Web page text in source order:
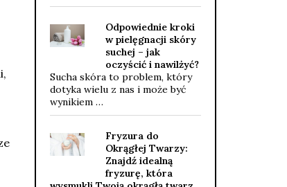
Odpowiednie kroki
w pielęgnacji skóry
suchej – jak
oczyścić i nawilżyć?
Sucha skóra to problem, który
dotyka wielu z nas i może być
wynikiem …
Fryzura do
Okrągłej Twarzy:
Znajdź idealną
fryzurę, która